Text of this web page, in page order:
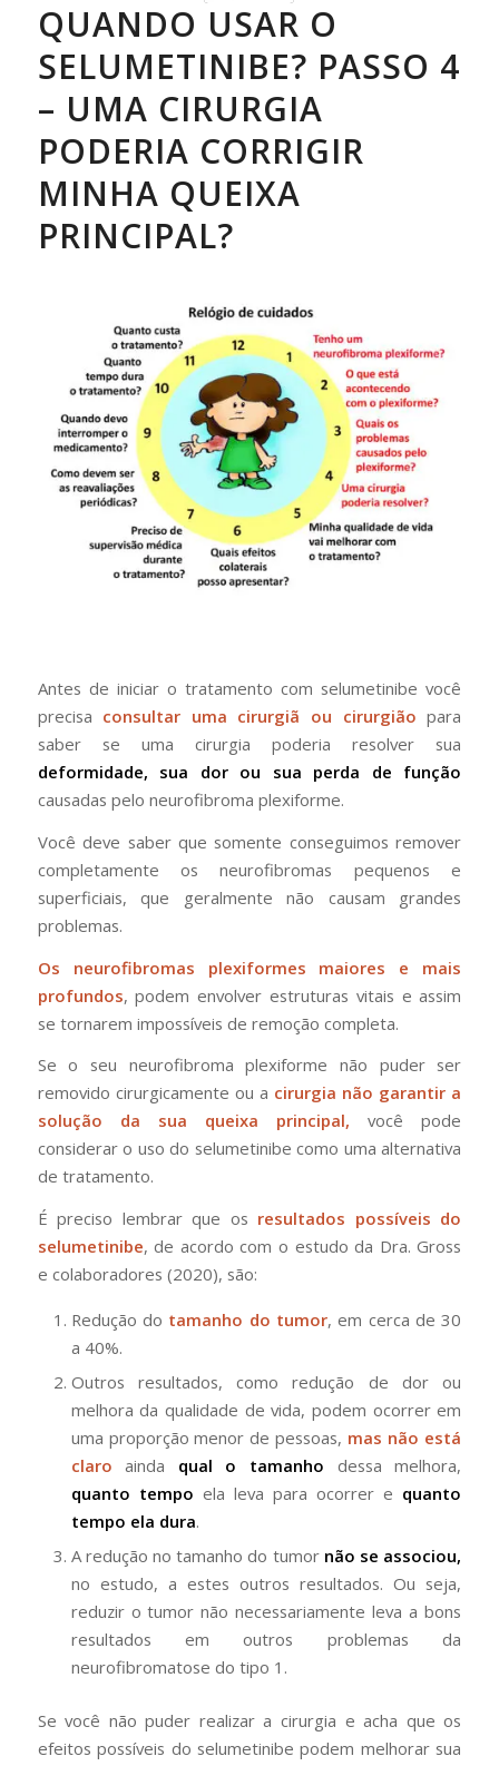
QUANDO USAR O
SELUMETINIBE? PASSO 4
– UMA CIRURGIA
PODERIA CORRIGIR
MINHA QUEIXA
PRINCIPAL?
Antes de iniciar o tratamento com selumetinibe você
precisa consultar uma cirurgiã ou cirurgião para
saber se uma cirurgia poderia resolver sua
deformidade, sua dor ou sua perda de função
causadas pelo neurofibroma plexiforme.
Você deve saber que somente conseguimos remover
completamente os neurofibromas pequenos e
superficiais, que geralmente não causam grandes
problemas.
Os neurofibromas plexiformes maiores e mais
profundos, podem envolver estruturas vitais e assim
se tornarem impossíveis de remoção completa.
Se o seu neurofibroma plexiforme não puder ser
removido cirurgicamente ou a cirurgia não garantir a
solução da sua queixa principal, você pode
considerar o uso do selumetinibe como uma alternativa
de tratamento.
É preciso lembrar que os resultados possíveis do
selumetinibe, de acordo com o estudo da Dra. Gross
e colaboradores (2020), são:
Redução do tamanho do tumor, em cerca de 30
a 40%.
Outros resultados, como redução de dor ou
melhora da qualidade de vida, podem ocorrer em
uma proporção menor de pessoas, mas não está
claro ainda qual o tamanho dessa melhora,
quanto tempo ela leva para ocorrer e quanto
tempo ela dura.
A redução no tamanho do tumor não se associou,
no estudo, a estes outros resultados. Ou seja,
reduzir o tumor não necessariamente leva a bons
resultados em outros problemas da
neurofibromatose do tipo 1.
Se você não puder realizar a cirurgia e acha que os
efeitos possíveis do selumetinibe podem melhorar sua